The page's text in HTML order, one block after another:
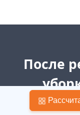
После